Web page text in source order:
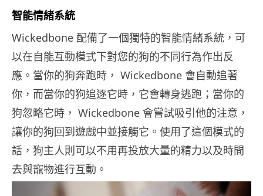
智能情緒系統
Wickedbone 配備了一個獨特的智能情緒系統，可
以在自能互動模式下對您的狗的不同行為作出反
應。當你的狗奔跑時， Wickedbone 會自動追著
你，而當你的狗追逐它時，它會轉身逃跑；當你的
狗忽略它時， Wickedbone 會嘗試吸引他的注意，
讓你的狗回到遊戲中並接觸它。使用了這個模式的
話，狗主人則可以不用再投放大量的精力以及時間
去與寵物進行互動。